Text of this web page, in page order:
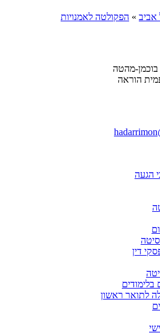
אביב » הפקולטה לאמנויות
בוכמן-מהטה
הוראה
הגעה
דין
בלימודים
לתואר ראשון